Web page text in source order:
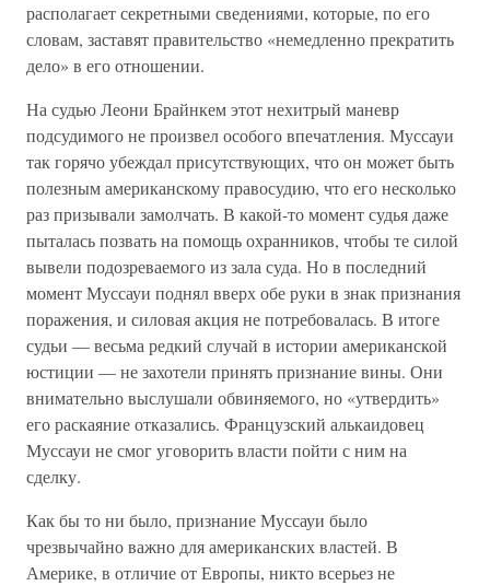
располагает секретными сведениями, которые, по его
словам, заставят правительство «немедленно прекратить
дело» в его отношении.
На судью Леони Брайнкем этот нехитрый маневр
подсудимого не произвел особого впечатления. Муссауи
так горячо убеждал присутствующих, что он может быть
полезным американскому правосудию, что его несколько
раз призывали замолчать. В какой-то момент судья даже
пыталась позвать на помощь охранников, чтобы те силой
вывели подозреваемого из зала суда. Но в последний
момент Муссауи поднял вверх обе руки в знак признания
поражения, и силовая акция не потребовалась. В итоге
судьи — весьма редкий случай в истории американской
юстиции — не захотели принять признание вины. Они
внимательно выслушали обвиняемого, но «утвердить»
его раскаяние отказались. Французский алькаидовец
Муссауи не смог уговорить власти пойти с ним на
сделку.
Как бы то ни было, признание Муссауи было
чрезвычайно важно для американских властей. В
Америке, в отличие от Европы, никто всерьез не